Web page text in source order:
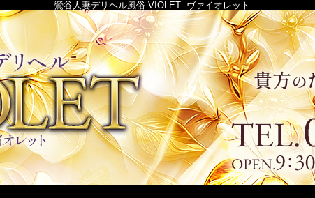
鶯谷人妻デリヘル風俗 VIOLET -ヴァイオレット-